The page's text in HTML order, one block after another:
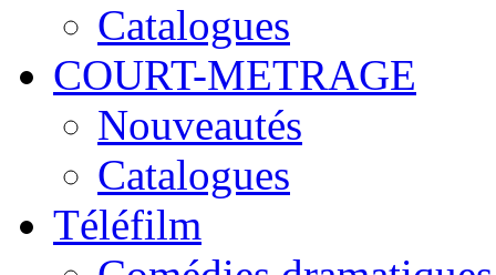
Catalogues
COURT-METRAGE
Nouveautés
Catalogues
Téléfilm